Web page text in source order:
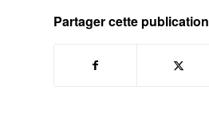
Partager cette publication